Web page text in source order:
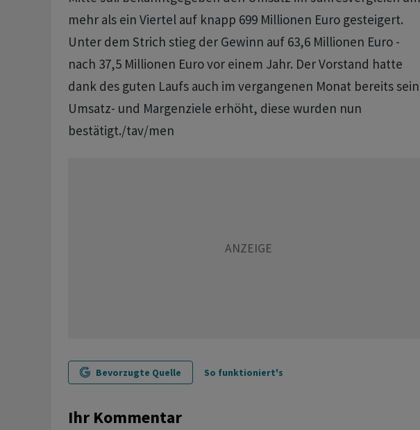
mehr als ein Viertel auf knapp 699 Millionen Euro gesteigert.
Unter dem Strich stieg der Gewinn auf 63,6 Millionen Euro -
nach 37,5 Millionen Euro vor einem Jahr. Der Vorstand hatte
dank des guten Laufs auch im vergangenen Monat bereits
Umsatz- und Margenziele erhöht, diese wurden nun
bestätigt./tav/men
Bevorzugte Quelle So funktioniert's
Ihr Kommentar